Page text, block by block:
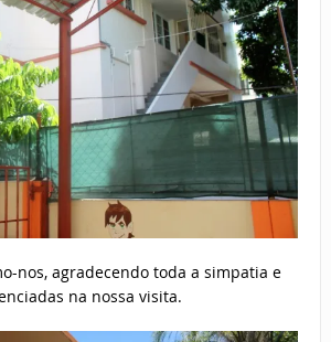
nos, agradecendo toda a simpatia e
na nossa visita.